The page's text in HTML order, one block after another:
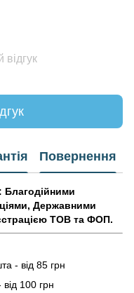
Повернення
Благодійними
Державними
ТОВ та ФОП.
- від 85 грн
100 грн